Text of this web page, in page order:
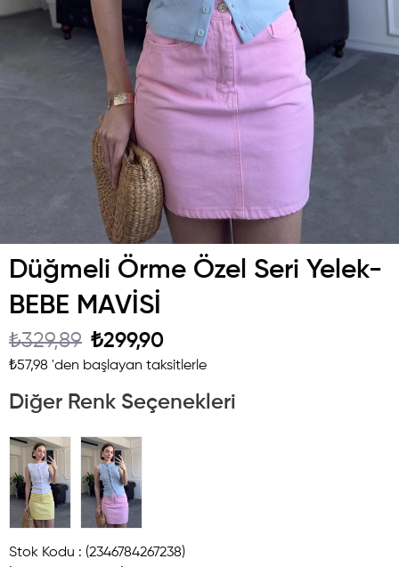
Düğmeli Örme Özel Seri Yelek-
BEBE MAVİSİ
₺329,89 ₺299,90
₺57,98 'den başlayan taksitlerle
Diğer Renk Seçenekleri
Stok Kodu
(2346784267238)